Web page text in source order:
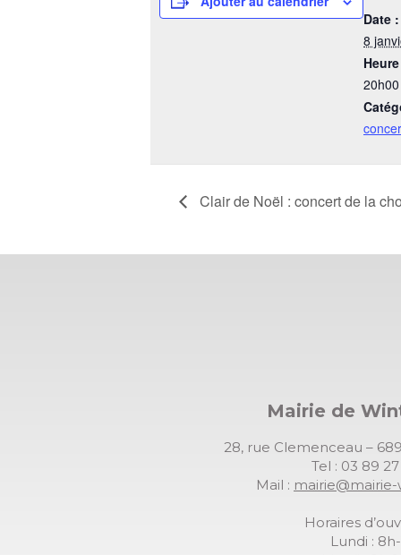
Date :
8
Clair de Noël : concert de la
Mairie de
28, rue Clemenceau –
Tel : 03 89
Mail :
Horaires
Lundi :